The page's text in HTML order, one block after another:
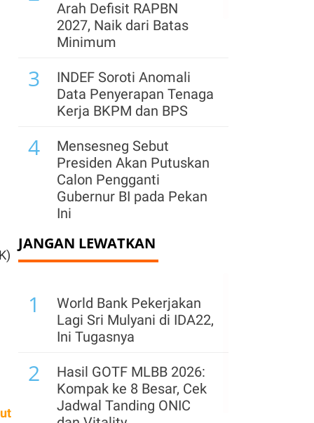
Arah Defisit RAPBN
2027, Naik dari Batas
Minimum
3
INDEF Soroti Anomali
Data Penyerapan Tenaga
Kerja BKPM dan BPS
4
Mensesneg Sebut
Presiden Akan Putuskan
Calon Pengganti
Gubernur BI pada Pekan
Ini
5
Danantara Dapat
Tawaran Kepemilikan
6
INDEF: Pertumbuhan
Ekonomi Lebih Banyak
Dinikmati Kelompok
Masyarakat Kelas Atas
Ekonomi RI Kalah
Kencang dari Vietnam &
JANGAN LEWATKAN
1
World Bank Pekerjakan
Lagi Sri Mulyani di IDA22,
Ini Tugasnya
2
Hasil GOTF MLBB 2026:
Kompak ke 8 Besar, Cek
Jadwal Tanding ONIC